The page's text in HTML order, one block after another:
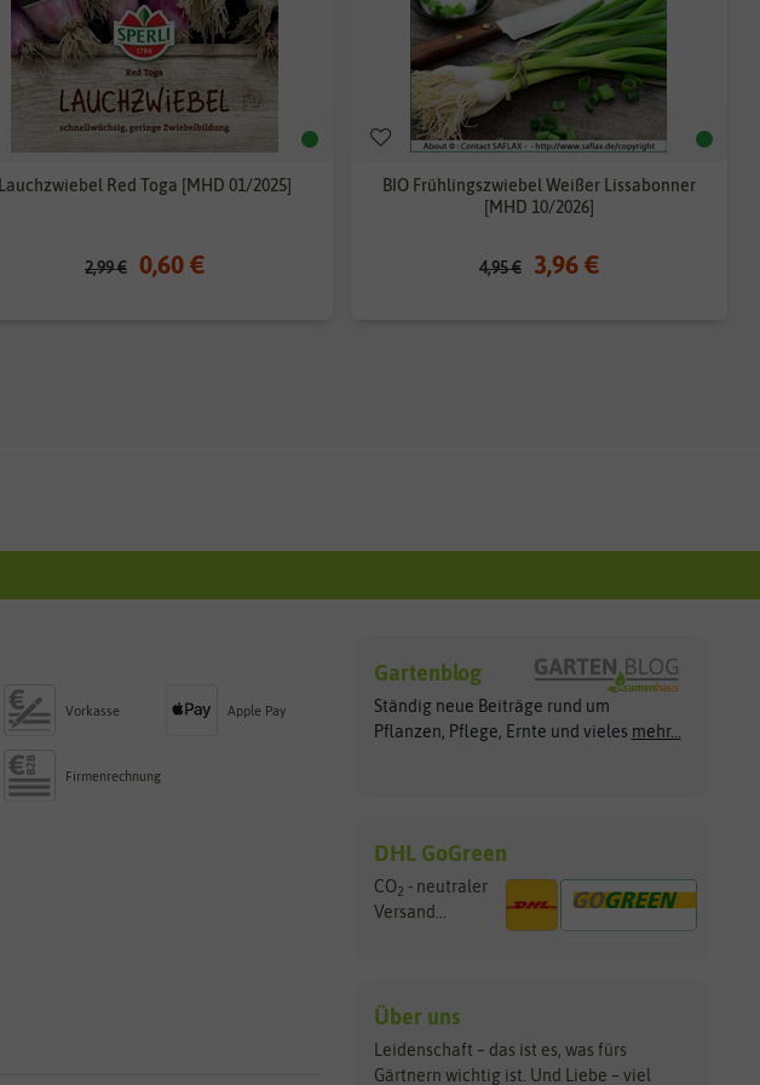
Lauchzwiebel Red Toga [MHD 01/2025]
2,99 € 0,60 €
BIO Frühlingszwiebel Weißer Lissabonner
[MHD 10/2026]
4,95 € 3,96 €
Vorkasse Apple Pay
Firmenrechnung
Gartenblog
Ständig neue Beiträge rund um
Pflanzen, Pflege, Ernte und vieles mehr...
DHL GoGreen
CO2 - neutraler
Versand...
Über uns
Leidenschaft – das ist es, was fürs
Gärtnern wichtig ist. Und Liebe – viel